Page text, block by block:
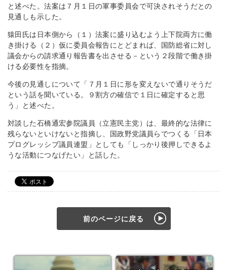
と述べた。法案は７月１日の軍事委員会で可決されそうだとの
見通しも示した。
猿田氏は日本側から（１）法案に盛り込むよう上下院両方に働
き掛ける（２）仮に委員会報告にとどまれば、国防総省に対し
議会からの請求通り報告書を出させる－という２段階で働き掛
ける必要性を指摘。
今後の見通しについて「７月１日に形を変えないで通りそうだ
という話を聞いている。９割方の確信で１日に確定すると思
う」と述べた。
対談した石橋通宏参院議員（立憲民主党）は、最終的な法律に
残らないといけないと指摘し、国政野党議員らでつくる「日本
プログレッシブ議員連盟」としても「しっかり後押しできるよ
うな活動につなげたい」と話した。
前のページに戻る